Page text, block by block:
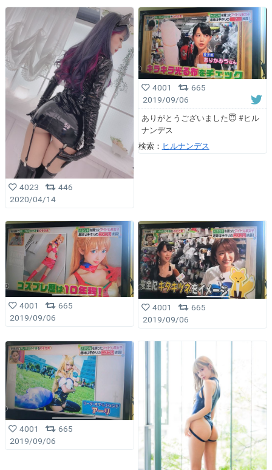
4023
446
2020/04/14
4001
665
2019/09/06
ありがとうございました😇 #ヒル
ナンデス
検索： ヒルナンデス
4001
665
2019/09/06
4001
665
2019/09/06
4001
665
2019/09/06